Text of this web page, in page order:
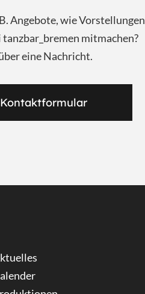
Angebote, wie Vorstellungen
tanzbar_bremen mitmachen?
eine Nachricht.